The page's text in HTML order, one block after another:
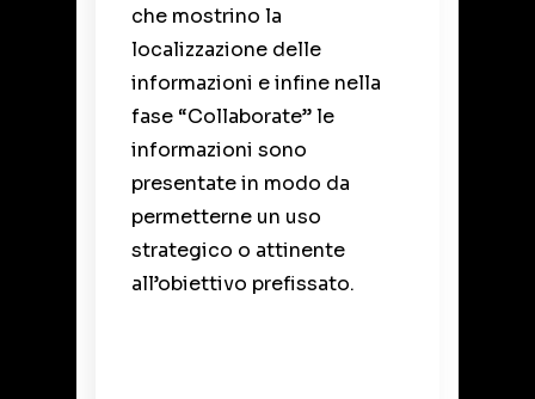
che mostrino la
localizzazione delle
informazioni e infine nella
fase “Collaborate” le
informazioni sono
presentate in modo da
permetterne un uso
strategico o attinente
all’obiettivo prefissato.